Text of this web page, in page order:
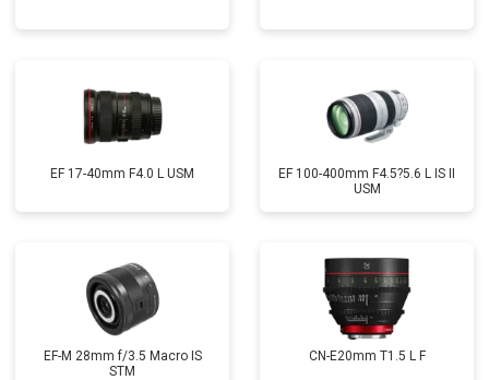
EF 17-40mm F4.0 L USM
EF 100-400mm F4.5?5.6 L IS II
USM
EF-M 28mm f/3.5 Macro IS
STM
CN-E20mm T1.5 L F